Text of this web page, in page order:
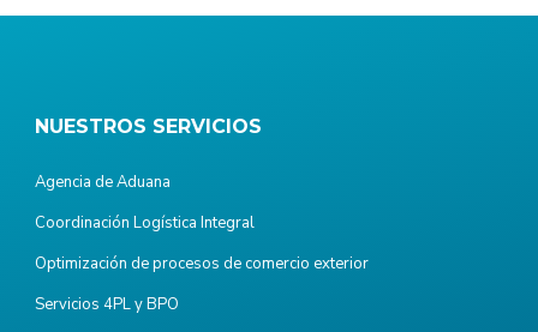
NUESTROS SERVICIOS
Agencia de Aduana
Coordinación Logística Integral
Optimización de procesos de comercio exterior
Servicios 4PL y BPO